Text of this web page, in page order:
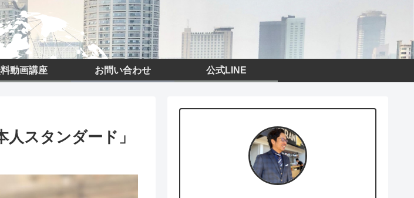
動画講座 お問い合わせ 公式LINE
人スタンダード」